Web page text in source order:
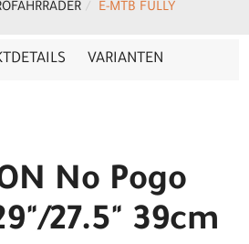
E-MTB FULLY
VARIANTEN
No Pogo
27.5" 39cm